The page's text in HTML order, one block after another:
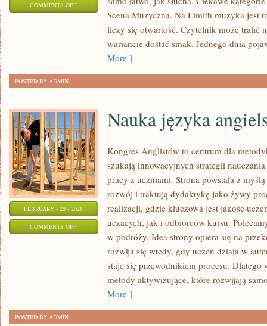
COMMENTS OFFON
SERIALOWA
Scena Muzyczna. Na Limith muzyka jest
liczy się otwartość. Czytelnik może trafić
wariancie dostać smak. Jednego dnia
More ]
POSTED BY ADMIN
FEBRUARY - 20 - 2026
COMMENTS OFFON
ANGIELSKIEGO
Nauka języka
Kongres Anglistów to centrum dla
szukają innowacyjnych strategii
pracy z uczniami. Strona powstała z
rozwój i traktują dydaktykę jako żywy
realizacji, gdzie kluczowa jest jakość
uczących, jak i odbiorców kursu.
w podróży. Idea strony opiera się na
rozwija się wtedy, gdy uczeń działa w
staje się przewodnikiem procesu.
metody aktywizujące, które rozwijają
More ]
POSTED BY ADMIN